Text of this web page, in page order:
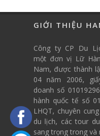
GIỚI THIỆU
Công ty CP Du
một đơn vị Lữ
Nam, được thành
04 năm 2006,
doanh số
hành quốc tế số
LHQT, chuyên
du lịch, các tour
sang trọng trong và